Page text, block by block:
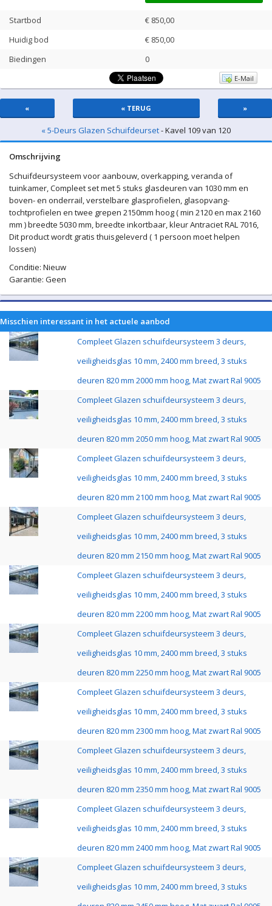
Startbod
€ 850,00
Huidig bod
€ 850,00
Biedingen
0
E-Mail
« « TERUG »
« 5-Deurs Glazen Schuifdeurset- Kavel 109 van 120
Omschrijving
Schuifdeursysteem voor aanbouw, overkapping, veranda of
tuinkamer, Compleet set met 5 stuks glasdeuren van 1030 mm en
boven- en onderrail, verstelbare glasprofielen, glasopvang-
tochtprofielen en twee grepen 2150mm hoog ( min 2120 en max 2160
mm ) breedte 5030 mm, breedte inkortbaar, kleur Antraciet RAL 7016,
Dit product wordt gratis thuisgeleverd ( 1 persoon moet helpen
lossen)
Conditie: Nieuw
Garantie: Geen
Misschien interessant in het actuele aanbod
Compleet Glazen schuifdeursysteem 3 deurs,
veiligheidsglas 10 mm, 2400 mm breed, 3 stuks
deuren 820 mm 2000 mm hoog, Mat zwart Ral 9005
Compleet Glazen schuifdeursysteem 3 deurs,
veiligheidsglas 10 mm, 2400 mm breed, 3 stuks
deuren 820 mm 2050 mm hoog, Mat zwart Ral 9005
Compleet Glazen schuifdeursysteem 3 deurs,
veiligheidsglas 10 mm, 2400 mm breed, 3 stuks
deuren 820 mm 2100 mm hoog, Mat zwart Ral 9005
Compleet Glazen schuifdeursysteem 3 deurs,
veiligheidsglas 10 mm, 2400 mm breed, 3 stuks
deuren 820 mm 2150 mm hoog, Mat zwart Ral 9005
Compleet Glazen schuifdeursysteem 3 deurs,
veiligheidsglas 10 mm, 2400 mm breed, 3 stuks
deuren 820 mm 2200 mm hoog, Mat zwart Ral 9005
Compleet Glazen schuifdeursysteem 3 deurs,
veiligheidsglas 10 mm, 2400 mm breed, 3 stuks
deuren 820 mm 2250 mm hoog, Mat zwart Ral 9005
Compleet Glazen schuifdeursysteem 3 deurs,
veiligheidsglas 10 mm, 2400 mm breed, 3 stuks
deuren 820 mm 2300 mm hoog, Mat zwart Ral 9005
Compleet Glazen schuifdeursysteem 3 deurs,
veiligheidsglas 10 mm, 2400 mm breed, 3 stuks
deuren 820 mm 2350 mm hoog, Mat zwart Ral 9005
Compleet Glazen schuifdeursysteem 3 deurs,
veiligheidsglas 10 mm, 2400 mm breed, 3 stuks
deuren 820 mm 2400 mm hoog, Mat zwart Ral 9005
Compleet Glazen schuifdeursysteem 3 deurs,
veiligheidsglas 10 mm, 2400 mm breed, 3 stuks